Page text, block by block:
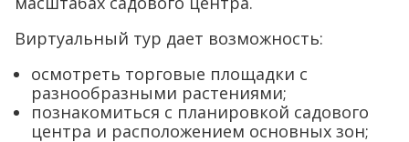
Виртуальный тур дает возможность:
осмотреть торговые площадки с
разнообразными растениями;
познакомиться с планировкой садового
центра и расположением основных зон;